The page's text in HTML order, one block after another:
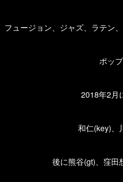
フュージョン、ジャズ、ラテン
ポッ
2018年2月
和仁(key)、
後に熊谷(gt)、窪田